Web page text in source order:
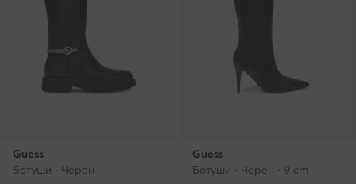
Guess
Ботуши · Черен
Guess
Ботуши · Черен · 9 cm